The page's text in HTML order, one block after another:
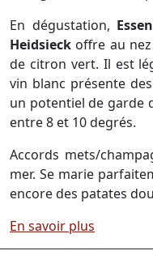
En dégustation,
Heidsieck offre au
de citron vert. Il est
vin blanc présente
un potentiel de garde
entre 8 et 10 degrés.
Accords mets/
mer. Se marie
encore des patates
En savoir plus